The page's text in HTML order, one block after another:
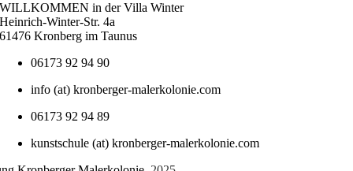
WILLKOMMEN in der Villa Winter
Heinrich-Winter-Str. 4a
61476 Kronberg im Taunus
06173 92 94 90
info (at) kronberger-malerkolonie.com
06173 92 94 89
kunstschule (at) kronberger-malerkolonie.com